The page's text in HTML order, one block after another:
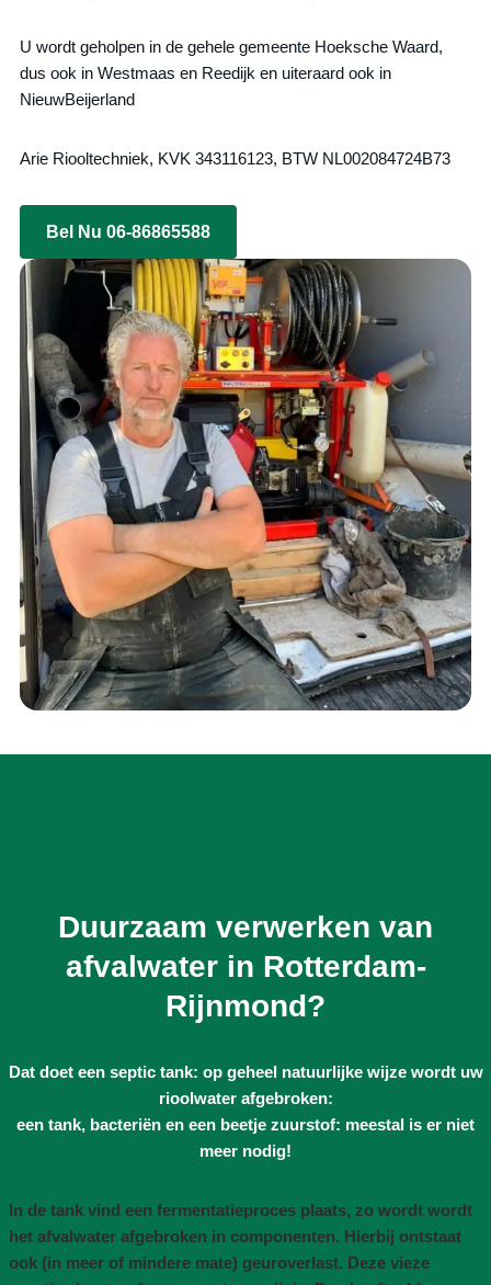
U wordt geholpen in de gehele gemeente Hoeksche Waard,
dus ook in Westmaas en Reedijk en uiteraard ook in
NieuwBeijerland
Arie Riooltechniek, KVK 343116123, BTW NL002084724B73
Bel Nu 06-86865588
Duurzaam verwerken van
afvalwater in Rotterdam-
Rijnmond?
Dat doet een septic tank: op geheel natuurlijke wijze wordt uw
rioolwater afgebroken:
een tank, bacteriën en een beetje zuurstof: meestal is er niet
meer nodig!
In de tank vind een fermentatieproces plaats, zo wordt wordt
het afvalwater afgebroken in componenten. Hierbij ontstaat
ook (in meer of mindere mate) geuroverlast. Deze vieze